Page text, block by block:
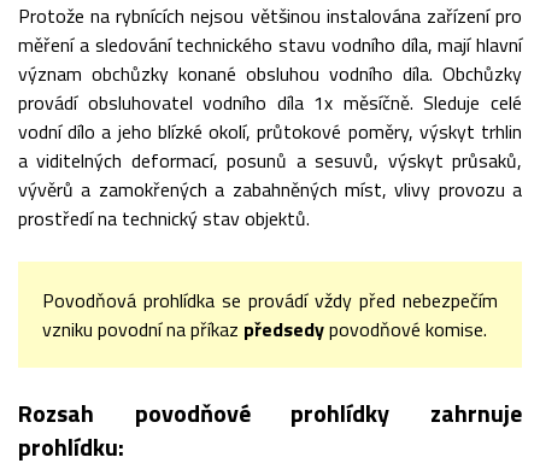
Protože na rybnících nejsou většinou instalována zařízení pro
měření a sledování technického stavu vodního díla, mají hlavní
význam obchůzky konané obsluhou vodního díla. Obchůzky
provádí obsluhovatel vodního díla 1x měsíčně. Sleduje celé
vodní dílo a jeho blízké okolí, průtokové poměry, výskyt trhlin
a viditelných deformací, posunů a sesuvů, výskyt průsaků,
vývěrů a zamokřených a zabahněných míst, vlivy provozu a
prostředí na technický stav objektů.
Povodňová prohlídka se provádí vždy před nebezpečím
vzniku povodní na příkaz předsedypovodňové komise.
Rozsah povodňové prohlídky zahrnuje
prohlídku: